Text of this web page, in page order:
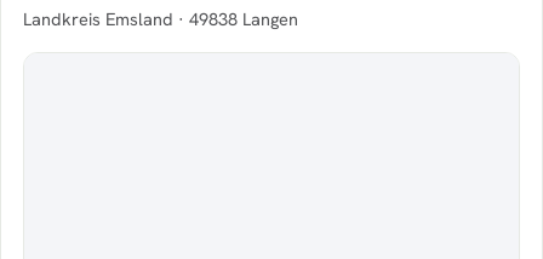
Landkreis Emsland · 49838 Langen